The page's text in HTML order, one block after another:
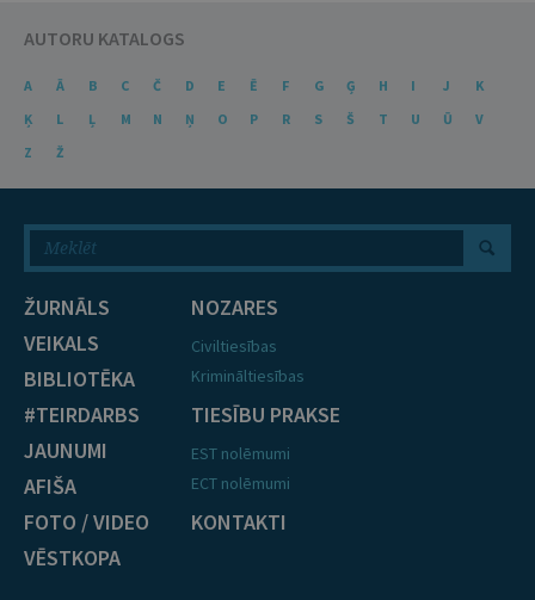
AUTORU KATALOGS
A Ā B C Č D E Ē F G Ģ H I J
K
Ķ
L Ļ M N Ņ O P R S Š T U Ū
V
Z
Ž
ŽURNĀLS
VEIKALS
BIBLIOTĒKA
#TEIRDARBS
JAUNUMI
AFIŠA
FOTO / VIDEO
VĒSTKOPA
NOZARES
Civiltiesības
Krimināltiesības
TIESĪBU PRAKSE
EST nolēmumi
ECT nolēmumi
KONTAKTI